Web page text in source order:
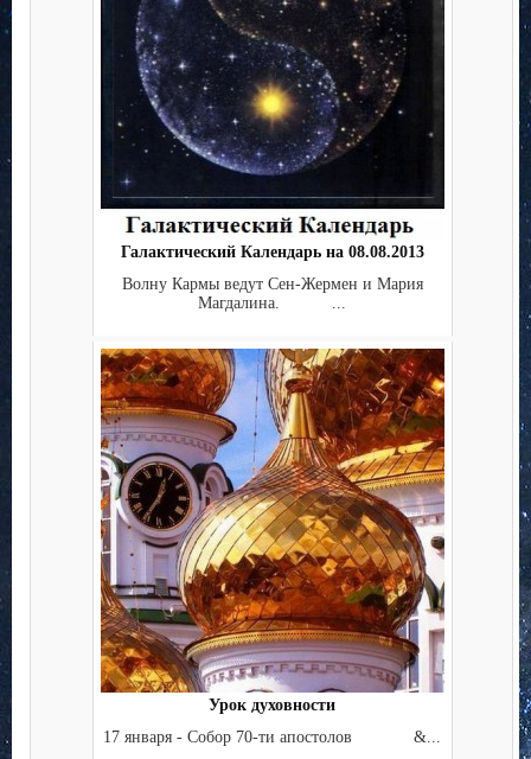
Галактический Календарь на 08.08.2013
Волну Кармы ведут Сен-Жермен и Мария
Магдалина. ...
Урок духовности
17 января - Собор 70-ти апостолов &...